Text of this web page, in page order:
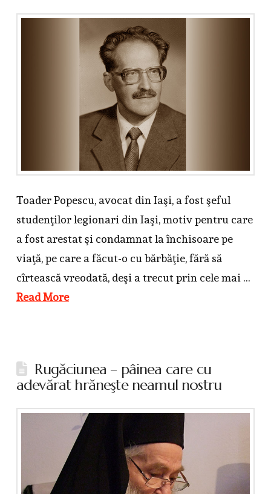
Toader Popescu, avocat din Iaşi, a fost şeful
studenţilor legionari din Iaşi, motiv pentru care
a fost arestat şi condamnat la închisoare pe
viaţă, pe care a făcut-o cu bărbăţie, fără să
cîrtească vreodată, deşi a trecut prin cele mai …
Read More
Rugăciunea – pâinea care cu
adevărat hrăneşte neamul nostru